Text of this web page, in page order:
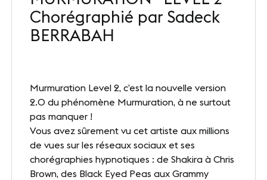
Nos sites
Notre destination
Le Club
Nos Partenaires et Labels
Notre démarche RSE
Chorégraphié par Sadeck
BERRABAH
Murmuration Level 2, c’est la nouvelle version
2.0 du phénomène Murmuration, à ne surtout
pas manquer !
Vous avez sûrement vu cet artiste aux millions
de vues sur les réseaux sociaux et ses
chorégraphies hypnotiques : de Shakira à Chris
Brown, des Black Eyed Peas aux Grammy